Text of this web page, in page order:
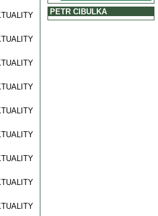
PETR CIBULKA